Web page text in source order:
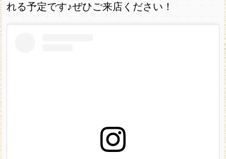
れる予定です♪ぜひご来店ください！